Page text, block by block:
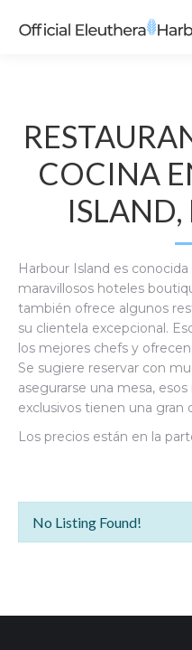
COCINA
Harbour Island es
maravillosos hoteles
también ofrece algunos
su clientela excepcional.
los mejores chefs y
Se sugiere reservar con
asegurarse una mesa,
exclusivos tienen una gran
Los precios están en la
No Listing Found!